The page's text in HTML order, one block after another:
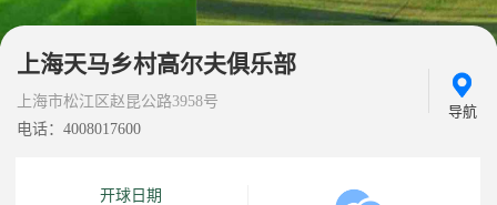
上海天马乡村高尔夫俱乐部
上海市松江区赵昆公路3958号
电话：4008017600
导航
开球日期